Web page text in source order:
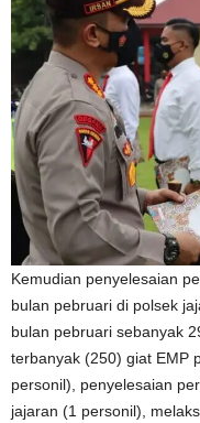
Kemudian penyelesaian
bulan pebruari di polsek
bulan pebruari sebanyak
terbanyak (250) giat EMP
personil), penyelesaian
jajaran (1 personil),